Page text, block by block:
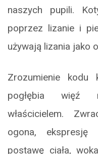
naszych pupili.
poprzez lizanie i
używają lizania jako
Zrozumienie
pogłębia więź
właścicielem.
ogona, ekspresję
postawę ciała,